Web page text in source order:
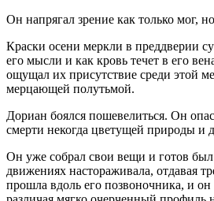
Он напрягал зрение как только мог,
Краски осени меркли в преддверии
его мысли и как кровь течет в его
ощущал их присутствие среди этой
мерцающей полутьмой.
Дориан боялся пошевелиться. Он
смерти некогда цветущей природы и
Он уже собрал свои вещи и готов был
движениях настораживала, отдавая
прошла вдоль его позвоночника, и